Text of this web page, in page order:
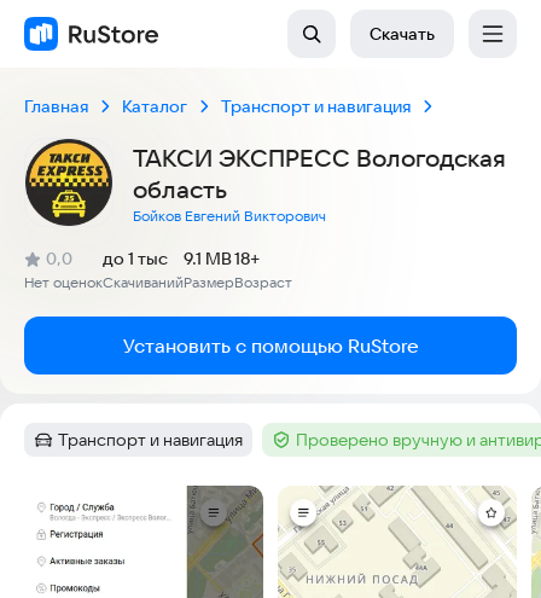
Скачать
Главная Каталог Транспорт и навигация
ТАКСИ ЭКСПРЕСС Вологодская
область
Бойков Евгений Викторович
Рейтинг:
0,0
(
Нет оценок
)
Скачиваний
до 1 тыс
Размер
9.1 MB
Возраст
18+
Установить с помощью RuStore
Категория:
Транспорт и навигация Тег :Проверено вручную и
Скриншоты